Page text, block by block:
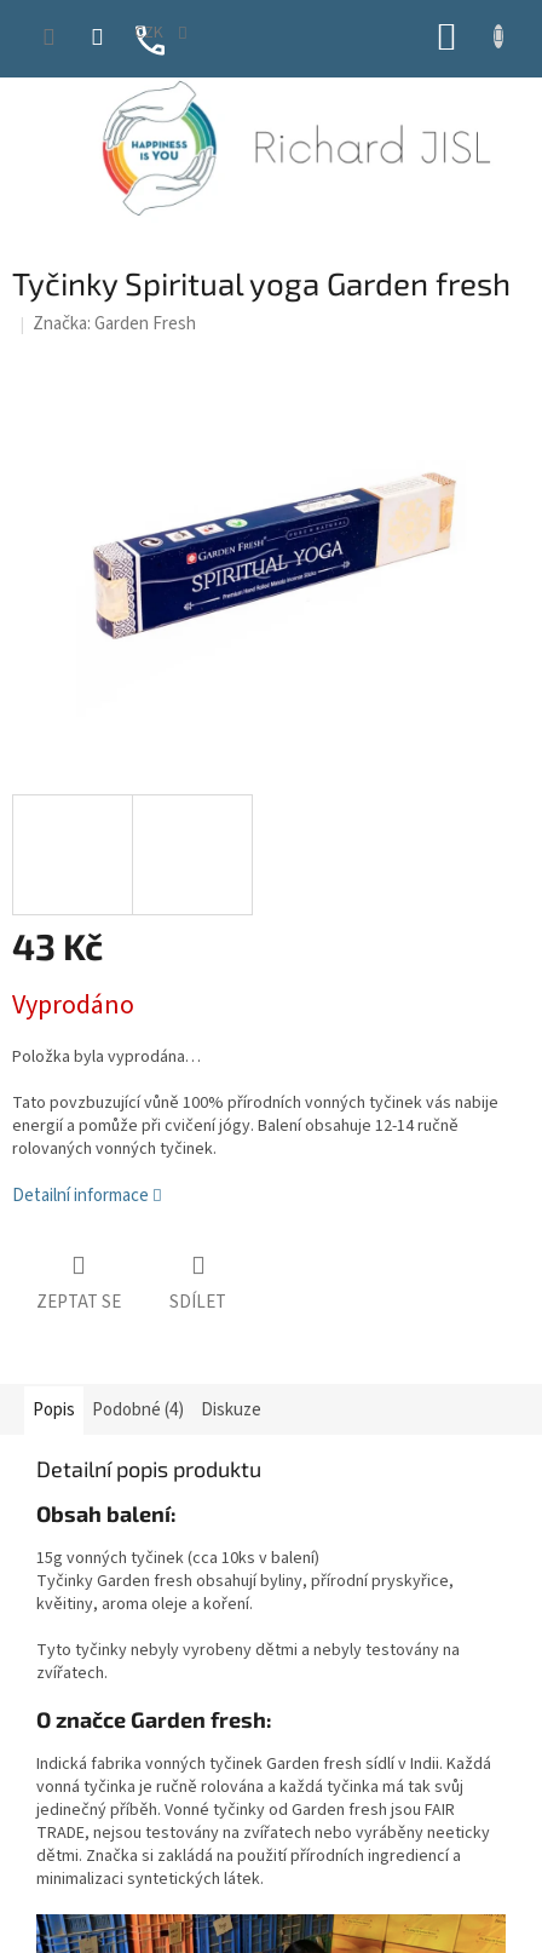
CZK
Tyčinky Spiritual yoga Garden fresh
Značka:Garden Fresh
43 Kč
cena:
Vyprodáno
Položka byla vyprodána…
Tato povzbuzující vůně 100% přírodních vonných tyčinek vás nabije
energií a pomůže při cvičení jógy. Balení obsahuje 12-14 ručně
rolovaných vonných tyčinek.
Detailní informace
ZEPTAT SE SDÍLET
Popis Podobné (4) Diskuze
Detailní popis produktu
Obsah balení:
15g vonných tyčinek (cca 10ks v balení)
Tyčinky Garden fresh obsahují byliny, přírodní pryskyřice,
kvěitiny, aroma oleje a koření.
Tyto tyčinky nebyly vyrobeny dětmi a nebyly testovány na
zvířatech.
O značce Garden fresh:
Indická fabrika vonných tyčinek Garden fresh sídlí v Indii. Každá
vonná tyčinka je ručně rolována a každá tyčinka má tak svůj
jedinečný příběh. Vonné tyčinky od Garden fresh jsou FAIR
TRADE, nejsou testovány na zvířatech nebo vyráběny neeticky
dětmi. Značka si zakládá na použití přírodních ingrediencí a
minimalizaci syntetických látek.